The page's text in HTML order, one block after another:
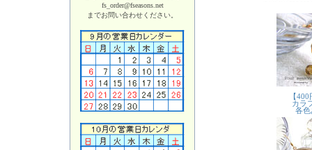
fs_order@fseasons.net
までお問い合わせください。